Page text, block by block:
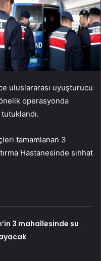
uluslararası uyuşturucu
operasyonda
tamamlanan 3
Hastanesinde sıhhat
3 mahallesinde su